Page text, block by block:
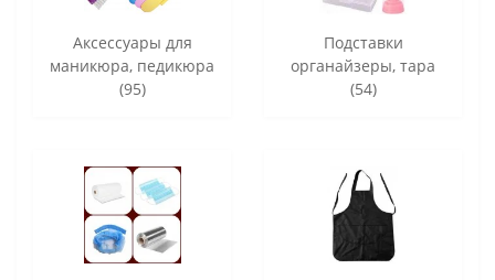
Аксессуары для
маникюра, педикюра
(95)
Подставки
органайзеры, тара
(54)